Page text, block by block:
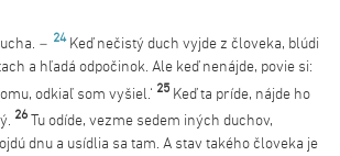
– 24 Keď nečistý duch vyjde z človeka, blúdi
a hľadá odpočinok. Ale keď nenájde, povie si:
odkiaľ som vyšiel.‘ 25 Keď ta príde, nájde ho
26 Tu odíde, vezme sedem iných duchov,
dnu a usídlia sa tam. A stav takého človeka je